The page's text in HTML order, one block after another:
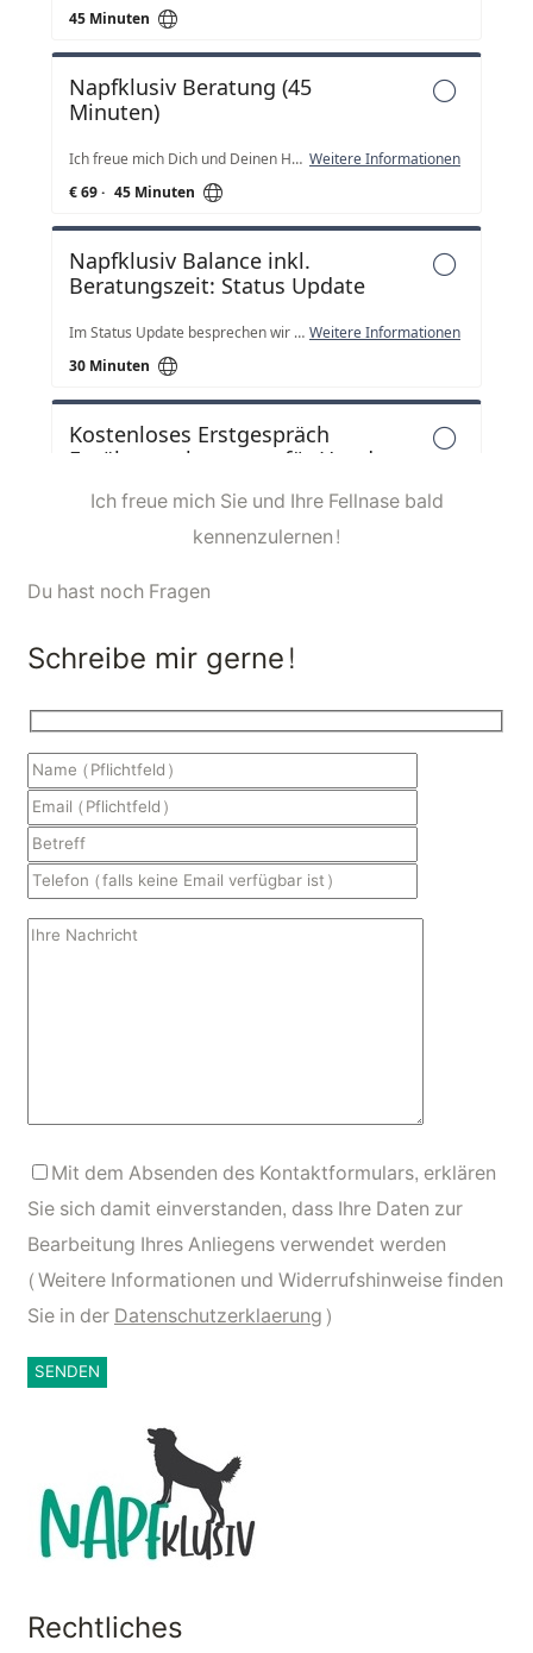
Ich freue mich Sie und Ihre Fellnase bald
kennenzulernen!
Du hast noch Fragen
Schreibe mir gerne!
Mit dem Absenden des Kontaktformulars, erklären
Sie sich damit einverstanden, dass Ihre Daten zur
Bearbeitung Ihres Anliegens verwendet werden
(Weitere Informationen und Widerrufshinweise finden
Sie in derDatenschutzerklaerung)
Rechtliches